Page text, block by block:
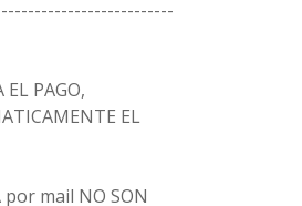
PAGO,
EL
por mail NO SON